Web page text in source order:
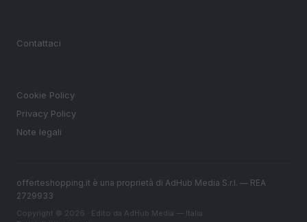
Contattaci
Cookie Policy
Privacy Policy
Note legali
offerteshopping.it è una proprietà di AdHub Media S.r.l. — REA
2729933
Copyright © 2026 · Edito da AdHub Media — Italia